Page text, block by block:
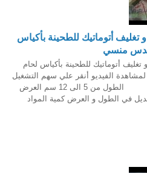
تغليف أتوماتيك للطحينة بأكياس
تغليف أتوماتيك للطحينة بأكياس لحام
منسي لمشاهدة الفيديو أنقر علي سهم التشغيل
المواصفات حجم الكيس الطول من 5 الى 12 سم العرض
التعديل في الطول و العرض كمية المواد